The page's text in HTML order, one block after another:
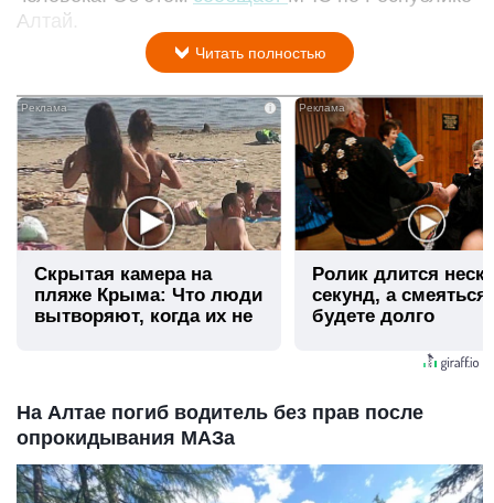
Алтай.
Читать полностью
i
Скрытая камера на
пляже Крыма: Что люди
вытворяют, когда их не
Ролик длится
секунд, а
будете долго
На Алтае погиб водитель без прав после
опрокидывания МАЗа